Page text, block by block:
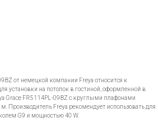
от немецкой компании Freya относится к
установки на потолок в гостиной, оформленной в
Grace FR5114PL-09BZ с круглыми плафонами
Производитель Freya рекомендует использовать для
G9 и мощностью 40 W.